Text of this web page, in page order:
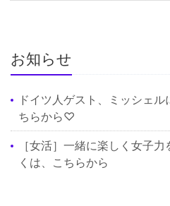
お知らせ
ドイツ人ゲスト、ミッシェル
ちらから♡
［女活］一緒に楽しく女子
くは、 こちらから